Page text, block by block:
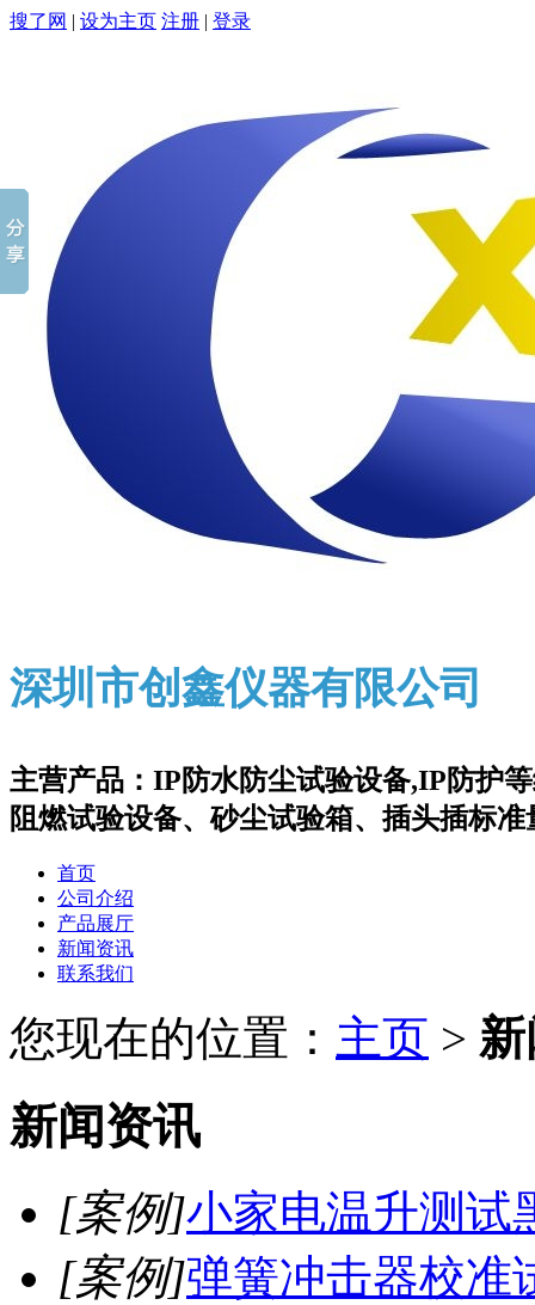
搜了网 | 设为主页 注册 | 登录
深圳市创鑫仪器有限公司
主营产品：IP防水防尘试验设备,IP防护
阻燃试验设备、砂尘试验箱、插头插标
首页
公司介绍
产品展厅
新闻资讯
联系我们
您现在的位置： 主页 >
新闻资讯
[案例]小家电温升测试
[案例]弹簧冲击器校准